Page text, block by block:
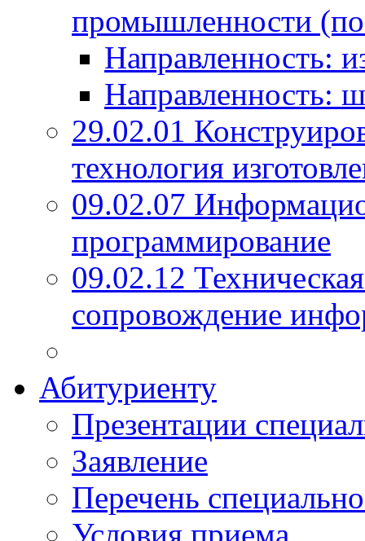
промышленности
Направленность:
Направленность:
29.02.01
технология
09.02.07
программирование
09.02.12
сопровождение
Абитуриенту
Презентации
Заявление
Перечень